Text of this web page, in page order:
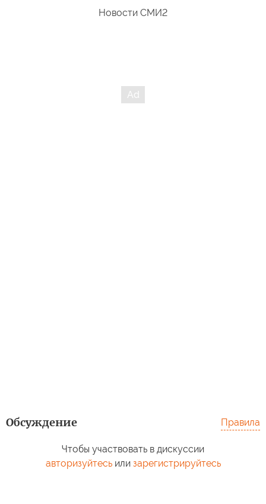
Новости СМИ2
Обсуждение Правила
Чтобы участвовать в дискуссии
авторизуйтесьили зарегистрируйтесь